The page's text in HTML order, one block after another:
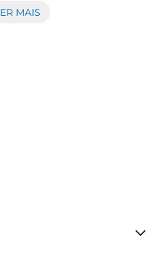
chileno, oferecendo
com taninos macios e
MAIS